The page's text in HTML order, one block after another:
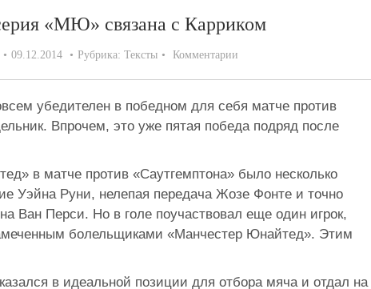
«МЮ» связана с Карриком
09.12.2014 Рубрика: Тексты Комментарии
убедителен в победном для себя матче против
Впрочем, это уже пятая победа подряд после
в матче против «Саутгемптона» было несколько
Уэйна Руни, нелепая передача Жозе Фонте и точно
Ван Перси. Но в голе поучаствовал еще один игрок,
болельщиками «Манчестер Юнайтед». Этим
в идеальной позиции для отбора мяча и отдал на